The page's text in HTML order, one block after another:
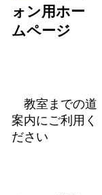
ォン用ホー
ムページ
教室までの道
案内にご利用く
ださい